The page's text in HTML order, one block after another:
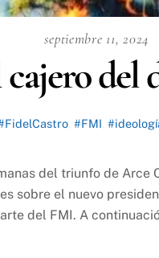
septiembre 11, 2024
del
, #FMI
del triunfo de Arce
sobre el nuevo
del FMI. A